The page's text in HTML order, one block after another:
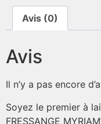
Avis (0)
Avis
Il n’y a pas encore
Soyez le premier à
FRESSANGE